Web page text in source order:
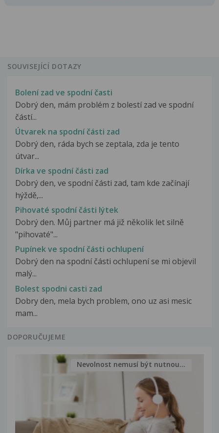
SOUVISEJÍCÍ DOTAZY
Bolení zad ve spodní časti
Dobrý den, mám problém z bolestí zad ve spodní
částí...
Útvarek na spodní části zad
Dobrý den, ráda bych se zeptala, zda je tento
útvar...
Dírka ve spodní části zad
Dobrý den, ve spodní části zad, tam kde začínají
hýždě,...
Pihovaté spodní části lýtek
Dobrý den. Můj partner má již několik let silně
"pihovaté"...
Pupínek ve spodní části ochlupení
Dobrý den na spodní části ochlupení se mi objevil
malý...
Bolest spodni casti zad
Dobry den, mela bych problem, ono uz asi mesic
mam...
DOPORUČUJEME
Nevolnost nemusí být nutnou...